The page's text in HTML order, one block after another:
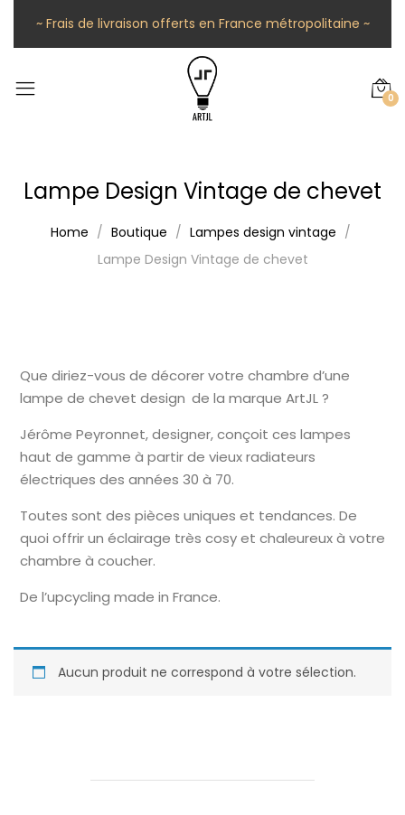
~ Frais de livraison offerts en France métropolitaine ~
0
Lampe Design Vintage de chevet
Home Boutique
Lampes design vintage
Lampe Design Vintage de chevet
Que diriez-vous de décorer votre chambre d’une
lampe de chevet design de la marque ArtJL ?
Jérôme Peyronnet, designer, conçoit ces lampes
haut de gamme à partir de vieux radiateurs
électriques des années 30 à 70.
Toutes sont des pièces uniques et tendances. De
quoi offrir un éclairage très cosy et chaleureux à votre
chambre à coucher.
De l’upcycling made in France.
Aucun produit ne correspond à votre sélection.